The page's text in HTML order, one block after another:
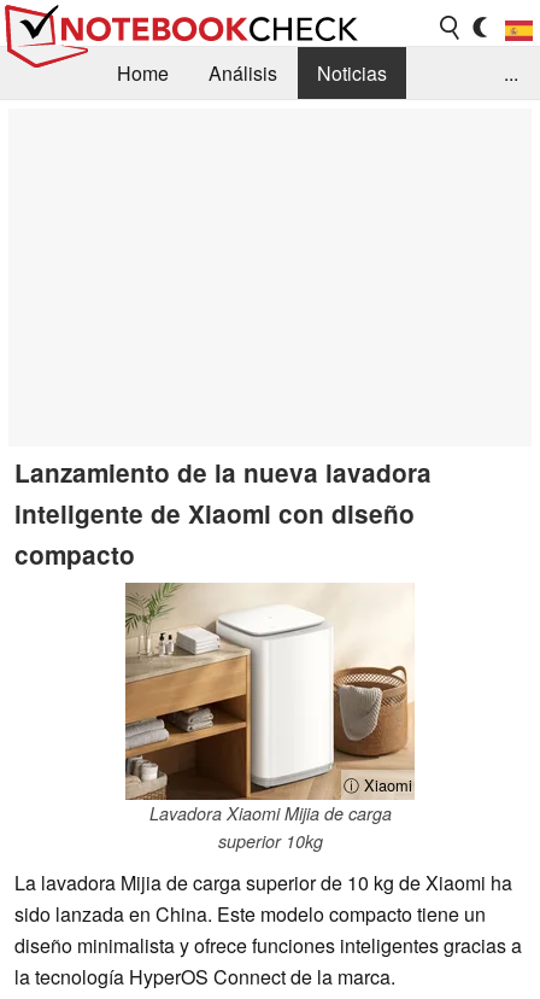
Home Análisis
Noticias
...
Lanzamiento de la nueva lavadora
inteligente de Xiaomi con diseño
compacto
ⓘ Xiaomi
Lavadora Xiaomi Mijia de carga
superior 10kg
La lavadora Mijia de carga superior de 10 kg de Xiaomi ha
sido lanzada en China. Este modelo compacto tiene un
diseño minimalista y ofrece funciones inteligentes gracias a
la tecnología HyperOS Connect de la marca.